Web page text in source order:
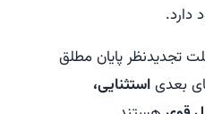
دارد.
تجدیدنظر پایان مطلق
بعدیاستثنایی،